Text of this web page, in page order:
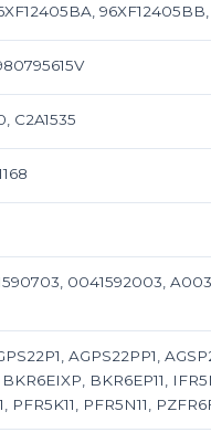
C2A1535
0041592003,
AGPS22PP1,
BKR6EP11,
PFR5K11, PFR5N11,